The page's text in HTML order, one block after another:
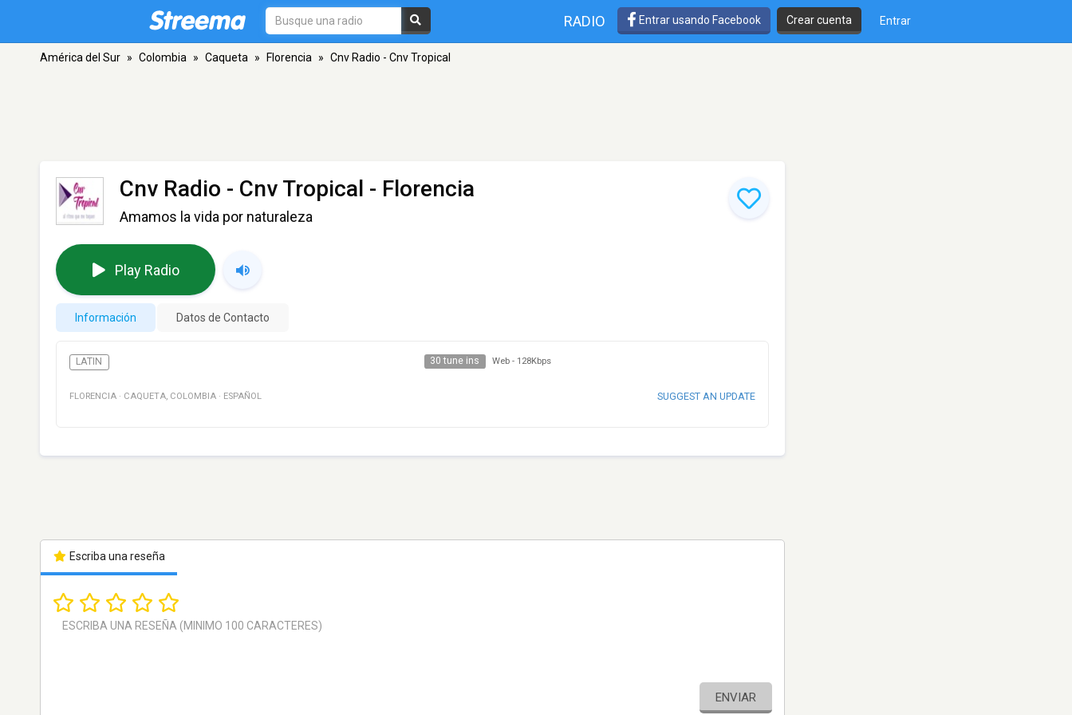
RADIO Entrar usando Facebook Crear cuenta Entrar
América del Sur » Colombia » Caqueta » Florencia » Cnv Radio - Cnv Tropical
Cnv Radio - Cnv Tropical - Florencia
Amamos la vida por naturaleza
Play Radio
Información Datos de Contacto
LATIN 30 tune ins Web - 128Kbps
FLORENCIA · CAQUETA, COLOMBIA · ESPAÑOL SUGGEST AN UPDATE
Escriba una reseña
ENVIAR